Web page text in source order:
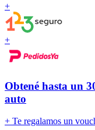
+
+
Obtené hasta un
auto
+ Te regalamos un